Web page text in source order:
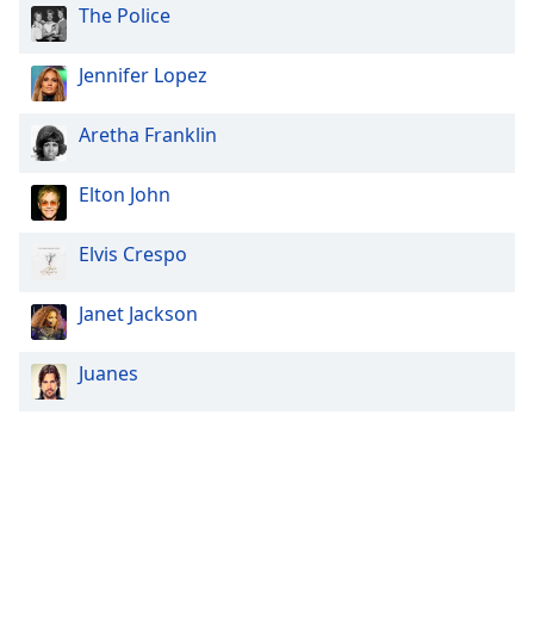
The Police
Jennifer Lopez
Aretha Franklin
Elton John
Elvis Crespo
Janet Jackson
Juanes